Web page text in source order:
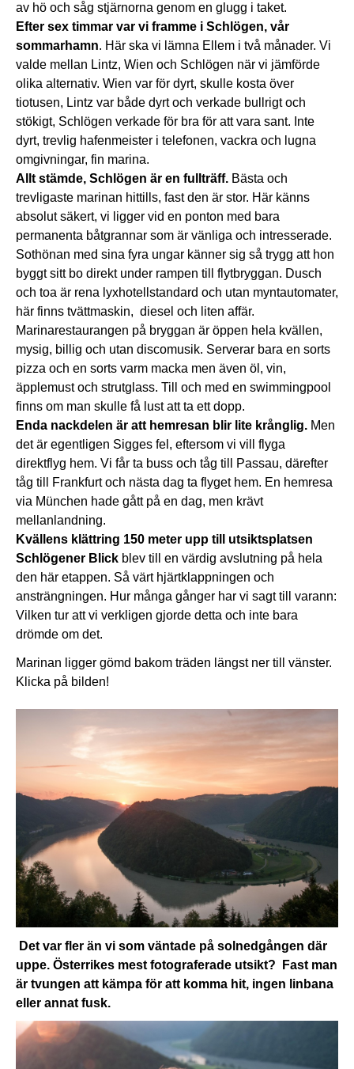
av hö och såg stjärnorna genom en glugg i taket.
Efter sex timmar var vi framme i Schlögen, vår
sommarhamn. Här ska vi lämna Ellem i två månader. Vi
valde mellan Lintz, Wien och Schlögen när vi jämförde
olika alternativ. Wien var för dyrt, skulle kosta över
tiotusen, Lintz var både dyrt och verkade bullrigt och
stökigt, Schlögen verkade för bra för att vara sant. Inte
dyrt, trevlig hafenmeister i telefonen, vackra och lugna
omgivningar, fin marina.
Allt stämde, Schlögen är en fullträff. Bästa och
trevligaste marinan hittills, fast den är stor. Här känns
absolut säkert, vi ligger vid en ponton med bara
permanenta båtgrannar som är vänliga och intresserade.
Sothönan med sina fyra ungar känner sig så trygg att hon
byggt sitt bo direkt under rampen till flytbryggan. Dusch
och toa är rena lyxhotellstandard och utan myntautomater,
här finns tvättmaskin, diesel och liten affär.
Marinarestaurangen på bryggan är öppen hela kvällen,
mysig, billig och utan discomusik. Serverar bara en sorts
pizza och en sorts varm macka men även öl, vin,
äpplemust och strutglass. Till och med en swimmingpool
finns om man skulle få lust att ta ett dopp.
Enda nackdelen är att hemresan blir lite krånglig. Men
det är egentligen Sigges fel, eftersom vi vill flyga
direktflyg hem. Vi får ta buss och tåg till Passau, därefter
tåg till Frankfurt och nästa dag ta flyget hem. En hemresa
via München hade gått på en dag, men krävt
mellanlandning.
Kvällens klättring 150 meter upp till utsiktsplatsen
Schlögener Blick blev till en värdig avslutning på hela
den här etappen. Så värt hjärtklappningen och
ansträngningen. Hur många gånger har vi sagt till varann:
Vilken tur att vi verkligen gjorde detta och inte bara
drömde om det.
Marinan ligger gömd bakom träden längst ner till vänster.
Klicka på bilden!
Det var fler än vi som väntade på solnedgången där
uppe. Österrikes mest fotograferade utsikt? Fast man
är tvungen att kämpa för att komma hit, ingen linbana
eller annat fusk.